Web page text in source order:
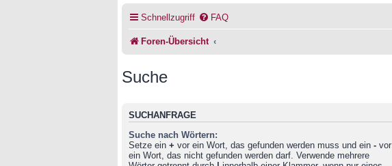
Schnellzugriff FAQ
Foren-Übersicht
Suche
SUCHANFRAGE
Suche nach Wörtern:
Setze ein + vor ein Wort, das gefunden werden muss und ein - vor
ein Wort, das nicht gefunden werden darf. Verwende mehrere